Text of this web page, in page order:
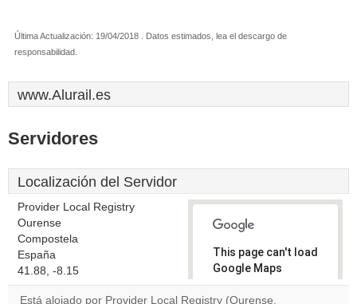
Última Actualización: 19/04/2018 . Datos estimados, lea el descargo de
responsabilidad.
www.Alurail.es
Servidores
Localización del Servidor
Provider Local Registry
Ourense
Compostela
España
41.88, -8.15
This page can't load
Google Maps
correctly.
Está alojado por Provider Local Registry (Ourense,